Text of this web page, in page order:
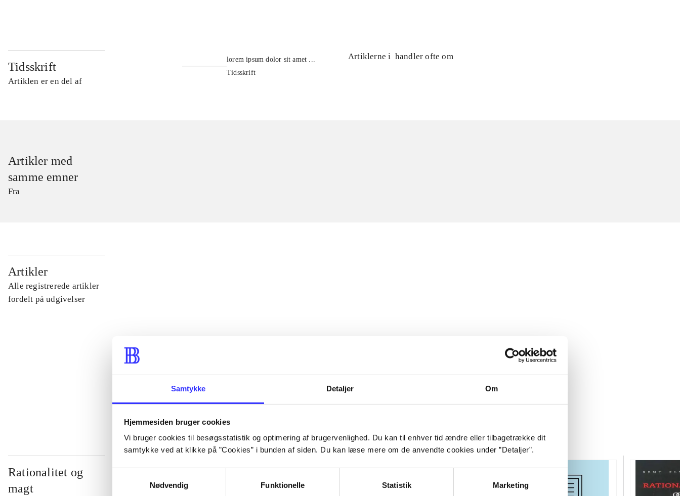
Samtykke Detaljer Om
Hjemmesiden bruger cookies
Vi bruger cookies til besøgsstatistik og optimering af brugervenlighed. Du kan til enhver tid ændre eller tilbagetrække dit
samtykke ved at klikke på ”Cookies” i bunden af siden. Du kan læse mere om de anvendte cookies under ”Detaljer”.
Nødvendig
Funktionelle Statistik Marketing
Tidsskrift
Artiklen er en del af
lorem ipsum dolor sit amet ...
Tidsskrift
Artiklerne i handler ofte om
Artikler med
samme emner
Fra
Artikler
Alle registrerede artikler
fordelt på udgivelser
Rationalitet og
magt